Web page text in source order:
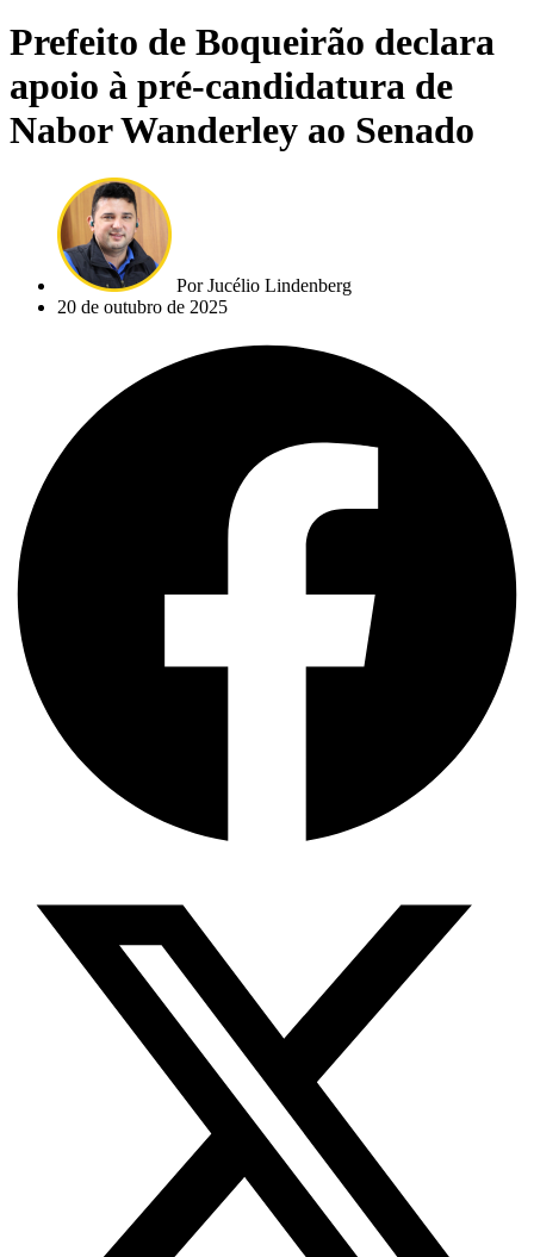
Prefeito de Boqueirão declara
apoio à pré-candidatura de
Nabor Wanderley ao Senado
PorJucélio Lindenberg
20 de outubro de 2025